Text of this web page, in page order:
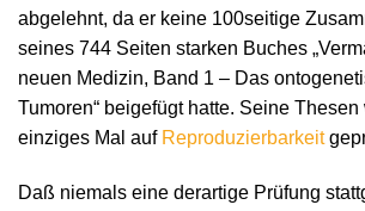
abgelehnt, da er keine 100seitige
seines 744 Seiten starken Buches
neuen Medizin, Band 1 – Das
Tumoren“ beigefügt hatte. Seine
einziges Mal auf Reproduzierbarkeit
Daß niemals eine derartige Prüfung